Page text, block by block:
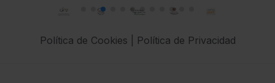
Política de Cookies Política de Privacidad